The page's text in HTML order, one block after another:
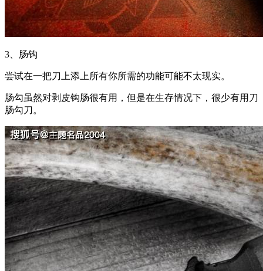
3、肠钩
尝试在一把刀上添上所有你所需的功能可能不太现实。
肠勾虽然对剥皮钩肠很有用，但是在生存情况下，很少有用刀
肠勾刀。